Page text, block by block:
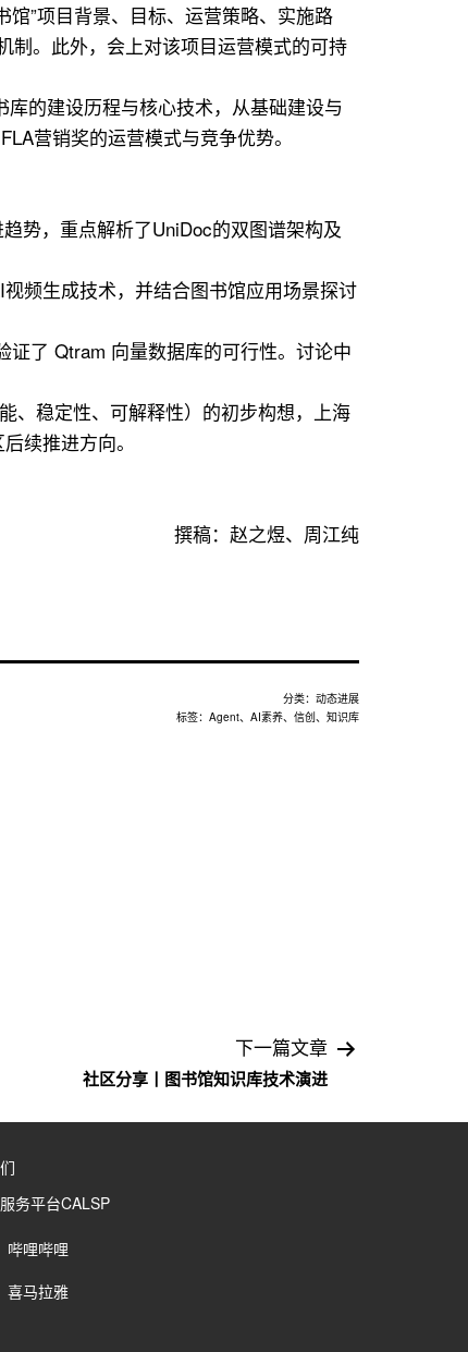
馆”项目背景、目标、运营策略、实施路
制。此外，会上对该项目运营模式的可持
的建设历程与核心技术，从基础建设与
营销奖的运营模式与竞争优势。
势，重点解析了UniDoc的双图谱架构及
频生成技术，并结合图书馆应用场景探讨
了 Qtram 向量数据库的可行性。讨论中
、稳定性、可解释性）的初步构想，上海
续推进方向。
撰稿：赵之煜、周江纯
分类： 动态进展
标签： Agent、 AI素养、 信创、 知识库
下一篇文章
社区分享丨图书馆知识库技术演进
务平台CALSP
哔哩哔哩
喜马拉雅